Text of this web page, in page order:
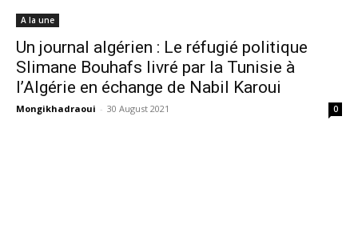
A la une
Un journal algérien : Le réfugié politique
Slimane Bouhafs livré par la Tunisie à
l’Algérie en échange de Nabil Karoui
Mongikhadraoui - 30 August 2021 0